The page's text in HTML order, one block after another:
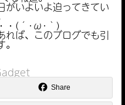
がいよいよ迫ってきてい
・(´･ω･｀)
れば、このブログでも引
Share